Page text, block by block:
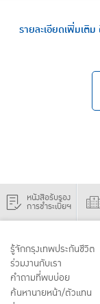
รายละเอียดเพิ่มเติ
หนังสือรับรอง
การชำระเบี้ยฯ
รู้จักกรุงเทพประกันชีวิต
ร่วมงานกับเรา
คำถามที่พบบ่อย
ค้นหานายหน้า/ตัวแทน